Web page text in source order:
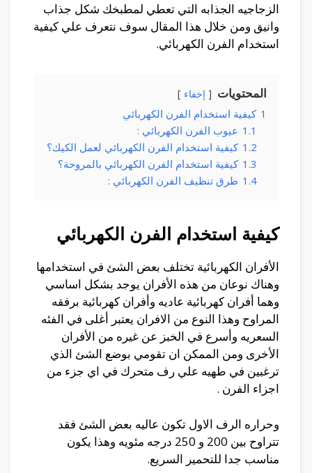
الزجاجيه الجذابه التي تعطي لمطبخك شكل جذاب
وانيق ومن خلال هذا المقال سوف نتعرف علي كيفية
استخدام الفرن الكهربائي.
المحتويات إخفاء
1 كيفية استخدام الفرن الكهربائي
1.1 عيوب الفرن الكهربائي :
1.2 كيفية استخدام الفرن الكهربائي لعمل الكيك؟
1.3 كيفية استخدام الفرن الكهربائي بالمروحة؟
1.4 طرق تنظيف الفرن الكهربائي :
كيفية استخدام الفرن الكهربائي
الأفران الكهربائية تختلف بعض الشئ في استخدامها
وهناك نوعان من هذه الأفران يوجد بشكل اساسي
وهما أفران كهربائية عاديه وأفران كهربائية برفقه
المراوح وهذا النوع من الافران يعتبر أغلى في الفئه
السعريه وأسرع في الخبز عن غيره من الأفران
الأخرى ومن الممكن ان تقومي بوضع الشئ الذي
ترغبين في طهيه علي رف متحرك في اي جزء من
اجزاء الفرن .
وحراره الرف الاول تكون عاليه بعض الشئ فقد
تتراوح بين 200 و 250 درجه مئويه وهذا يكون
مناسب جدا للتحمير السريع.